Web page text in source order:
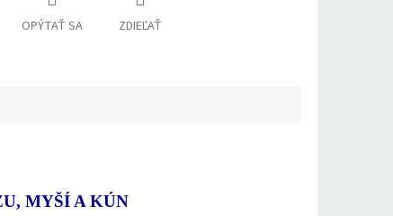
OPÝTAŤ SA ZDIEĽAŤ
MYŠÍ A KÚN